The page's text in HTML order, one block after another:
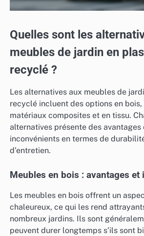
Quelles sont les
meubles de jardin en
recyclé ?
Les alternatives aux meubles de
recyclé incluent des options en bois,
matériaux composites et en tissu.
alternatives présente des avantages
inconvénients en termes de
d’entretien.
Meubles en bois : avantages et
Les meubles en bois offrent un
chaleureux, ce qui les rend
nombreux jardins. Ils sont
peuvent durer longtemps s’ils sont